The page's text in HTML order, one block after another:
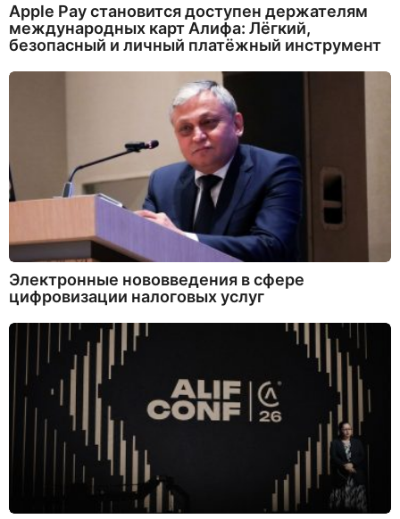
Apple Pay становится доступен держателям
международных карт Алифа: Лёгкий,
безопасный и личный платёжный инструмент
Электронные нововведения в сфере
цифровизации налоговых услуг